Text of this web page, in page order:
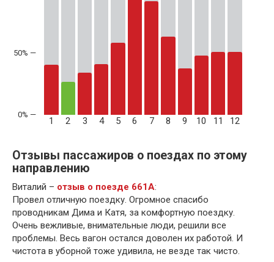
50% —
1 2 3 4 5 6 7 8 9 10 11 12
Отзывы пассажиров о поездах по этому
направлению
Виталий – отзыв о поезде 661А:
Провел отличную поездку. Огромное спасибо
проводникам Дима и Катя, за комфортную поездку.
Очень вежливые, внимательные люди, решили все
проблемы. Весь вагон остался доволен их работой. И
чистота в уборной тоже удивила, не везде так чисто.